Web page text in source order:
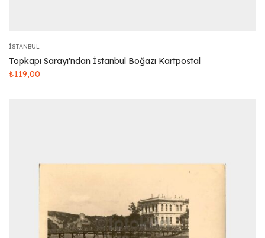
İSTANBUL
Topkapı Sarayı'ndan İstanbul Boğazı Kartpostal
₺119,00